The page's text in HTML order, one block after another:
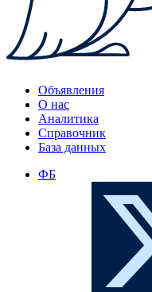
Объявления
О нас
Аналитика
Справочник
База данных
ФБ